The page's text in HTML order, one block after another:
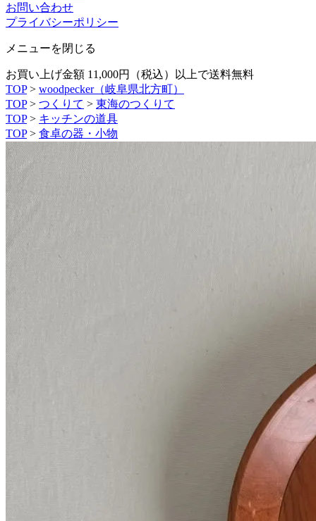
お問い合わせ
プライバシーポリシー
メニューを閉じる
お買い上げ金額 11,000円（税込）以上で送料無料
TOP> woodpecker（岐阜県北方町）
TOP > つくりて > 東海のつくりて
TOP > キッチンの道具
TOP > 食卓の器・小物